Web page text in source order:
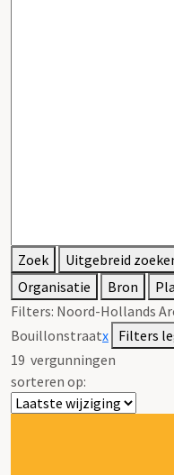
Zoek
Uitgebreid
Organisatie
Bron
Filters: Noord-Hollands
Bouillonstraatx Filters
19 vergunningen
sorteren op: